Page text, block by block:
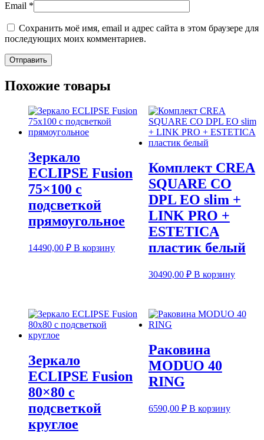
Email *
Сохранить моё имя, email и адрес сайта в этом браузере для
последующих моих комментариев.
Похожие товары
Зеркало
ECLIPSE Fusion
75×100 с
подсветкой
прямоугольное
14490,00 ₽ В корзину
Комплект CREA
SQUARE CO
DPL EO slim +
LINK PRO +
ESTETICA
пластик белый
30490,00 ₽ В корзину
Зеркало
ECLIPSE Fusion
80×80 с
подсветкой
круглое
Раковина
MODUO 40
RING
6590,00 ₽ В корзину